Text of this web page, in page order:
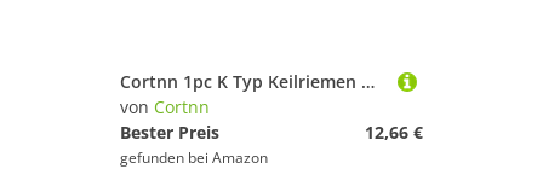
Cortnn 1pc K Typ Keilriemen Maschinen Antriebsband Antriebsriemen for Tischbohrmaschine K19/483 K20/508 K21/533 K22/559 K24/610 K25/635mm(K23-584mm)
von Cortnn
Bester Preis
12,66 €
gefunden bei Amazon